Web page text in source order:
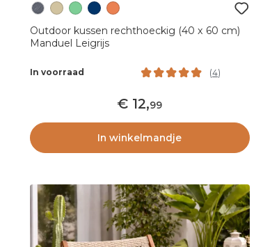
Outdoor kussen rechthoeckig (40 x 60 cm)
Manduel Leigrijs
In voorraad (4)
12,99
In winkelmandje